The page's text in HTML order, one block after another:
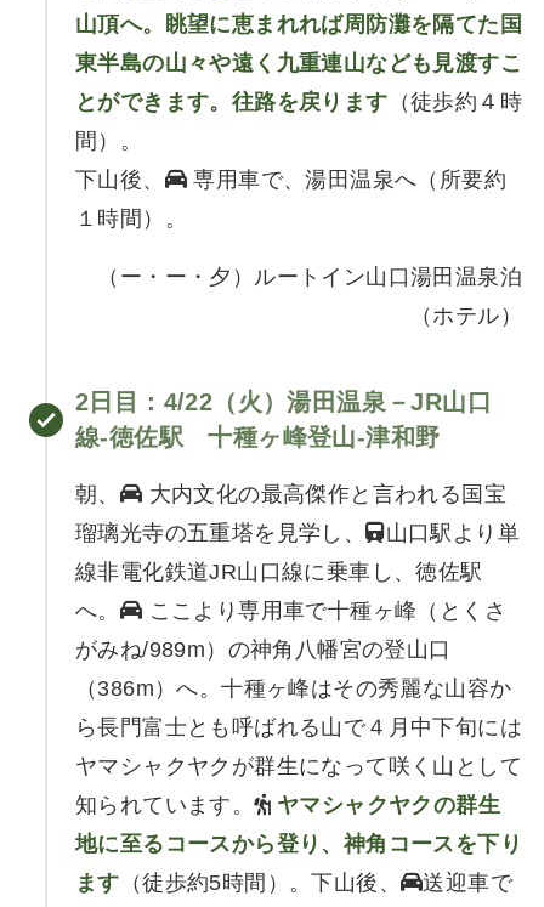
山頂へ。眺望に恵まれれば周防灘を隔てた国
東半島の山々や遠く九重連山なども見渡すこ
とができます。往路を戻ります （徒歩約４時
間）。
下山後、
専用車で、湯田温泉へ（所要約
１時間）。
（ー・ー・夕）ルートイン山口湯田温泉泊
（ホテル）
2日目 ：4/22（火）湯田温泉－JR山口
線-徳佐駅 十種ヶ峰登山-津和野
朝、
大内文化の最高傑作と言われる国宝
瑠璃光寺の五重塔を見学し、
山口駅より単
線非電化鉄道JR山口線に乗車し、徳佐駅
へ。
ここより専用車で十種ヶ峰（とくさ
がみね/989m）の神角八幡宮の登山口
（386m）へ。十種ヶ峰はその秀麗な山容か
ら長門富士とも呼ばれる山で４月中下旬には
ヤマシャクヤクが群生になって咲く山として
知られています。
ヤマシャクヤクの群生
地に至るコースから登り、神角コースを下り
ます （徒歩約5時間）。下山後、 送迎車で